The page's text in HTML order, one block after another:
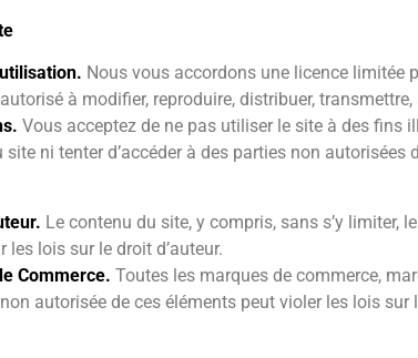
Nous vous accordons une licence limitée
autorisé à modifier, reproduire, distribuer,
Vous acceptez de ne pas utiliser le site à des fins
site ni tenter d’accéder à des parties non autorisées
Le contenu du site, y compris, sans s’y limiter,
les lois sur le droit d’auteur.
Commerce. Toutes les marques de commerce,
autorisée de ces éléments peut violer les lois sur